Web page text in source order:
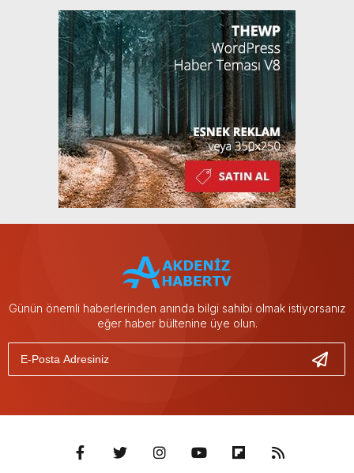
Günün önemli haberlerinden anında bilgi sahibi olmak istiyorsanız
eğer haber bültenine üye olun.